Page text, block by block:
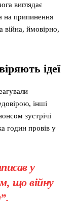
виглядає
на припинення
війна, ймовірно,
ідеї
інші
зустрічі
годин провів у
у
що війну